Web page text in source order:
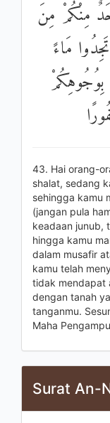
مِنْكُمْ مِنَ
مَاءً
بِوُجُوهِكُمْ
43. Hai orang-
shalat, sedang
sehingga kamu
(jangan pula
keadaan junub,
hingga kamu
dalam musafir
kamu telah
tidak mendapat
dengan tanah
tanganmu.
Maha
Surat An-